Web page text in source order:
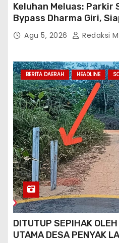
Keluhan Meluas: Parkir
Bypass Dharma Giri,
Jawab?
Agu 5, 2026 Redaksi
BERITA DAERAH HEADLINE
DITUTUP SEPIHAK
UTAMA DESA PENYAK